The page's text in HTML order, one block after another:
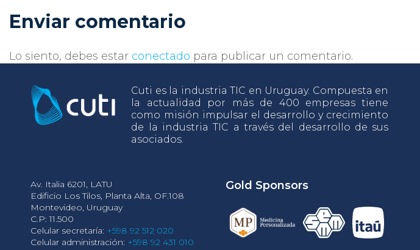
Enviar comentario
Lo siento, debes estar conectado para publicar un comentario.
Cuti es la industria TIC en Uruguay. Compuesta en
la actualidad por más de 400 empresas tiene
como misión impulsar el desarrollo y crecimiento
de la industria TIC a través del desarrollo de sus
asociados.
Av. Italia 6201, LATU
Edificio Los Tilos, Planta Alta, OF.108
Montevideo, Uruguay
C.P: 11.500
Celular secretaría: +598 92 512 020
Celular administración: +598 92 431 010
Gold Sponsors